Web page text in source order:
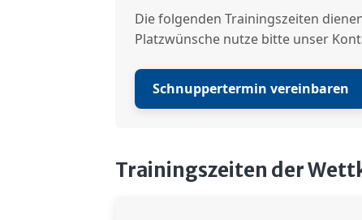
Die folgenden Trainingszeiten
Platzwünsche nutze bitte unser
Schnuppertermin vereinbaren
Trainingszeiten der